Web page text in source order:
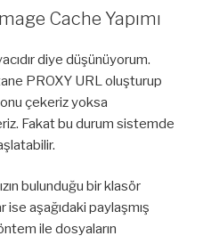
Cache Yapımı
diye düşünüyorum.
PROXY URL oluşturup
çekeriz yoksa
Fakat bu durum sistemde
bulunduğu bir klasör
ise aşağıdaki paylaşmış
ile dosyaların